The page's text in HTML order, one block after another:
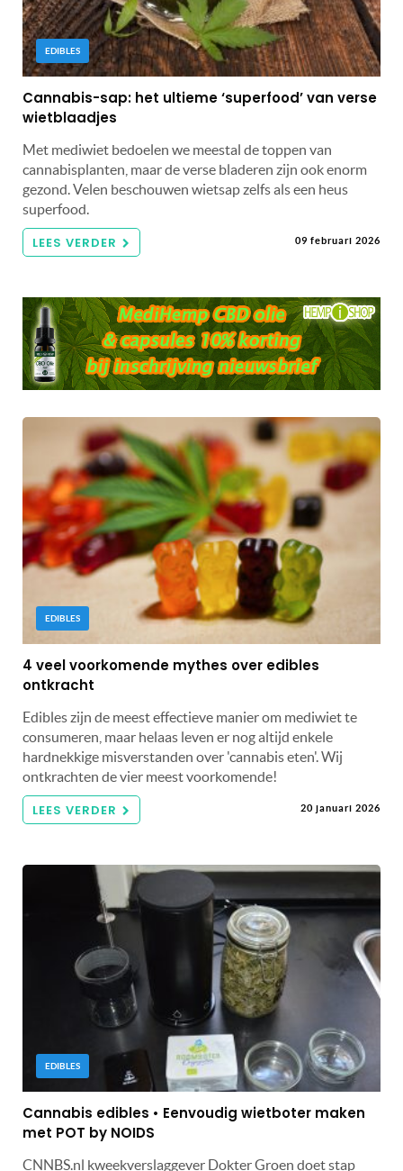
EDIBLES
Cannabis-sap: het ultieme ‘superfood’ van verse
wietblaadjes
Met mediwiet bedoelen we meestal de toppen van
cannabisplanten, maar de verse bladeren zijn ook enorm
gezond. Velen beschouwen wietsap zelfs als een heus
superfood.
LEES VERDER 09 februari 2026
EDIBLES
4 veel voorkomende mythes over edibles
ontkracht
Edibles zijn de meest effectieve manier om mediwiet te
consumeren, maar helaas leven er nog altijd enkele
hardnekkige misverstanden over 'cannabis eten'. Wij
ontkrachten de vier meest voorkomende!
LEES VERDER 20 januari 2026
EDIBLES
Cannabis edibles • Eenvoudig wietboter maken
met POT by NOIDS
CNNBS.nl kweekverslaggever Dokter Groen doet stap